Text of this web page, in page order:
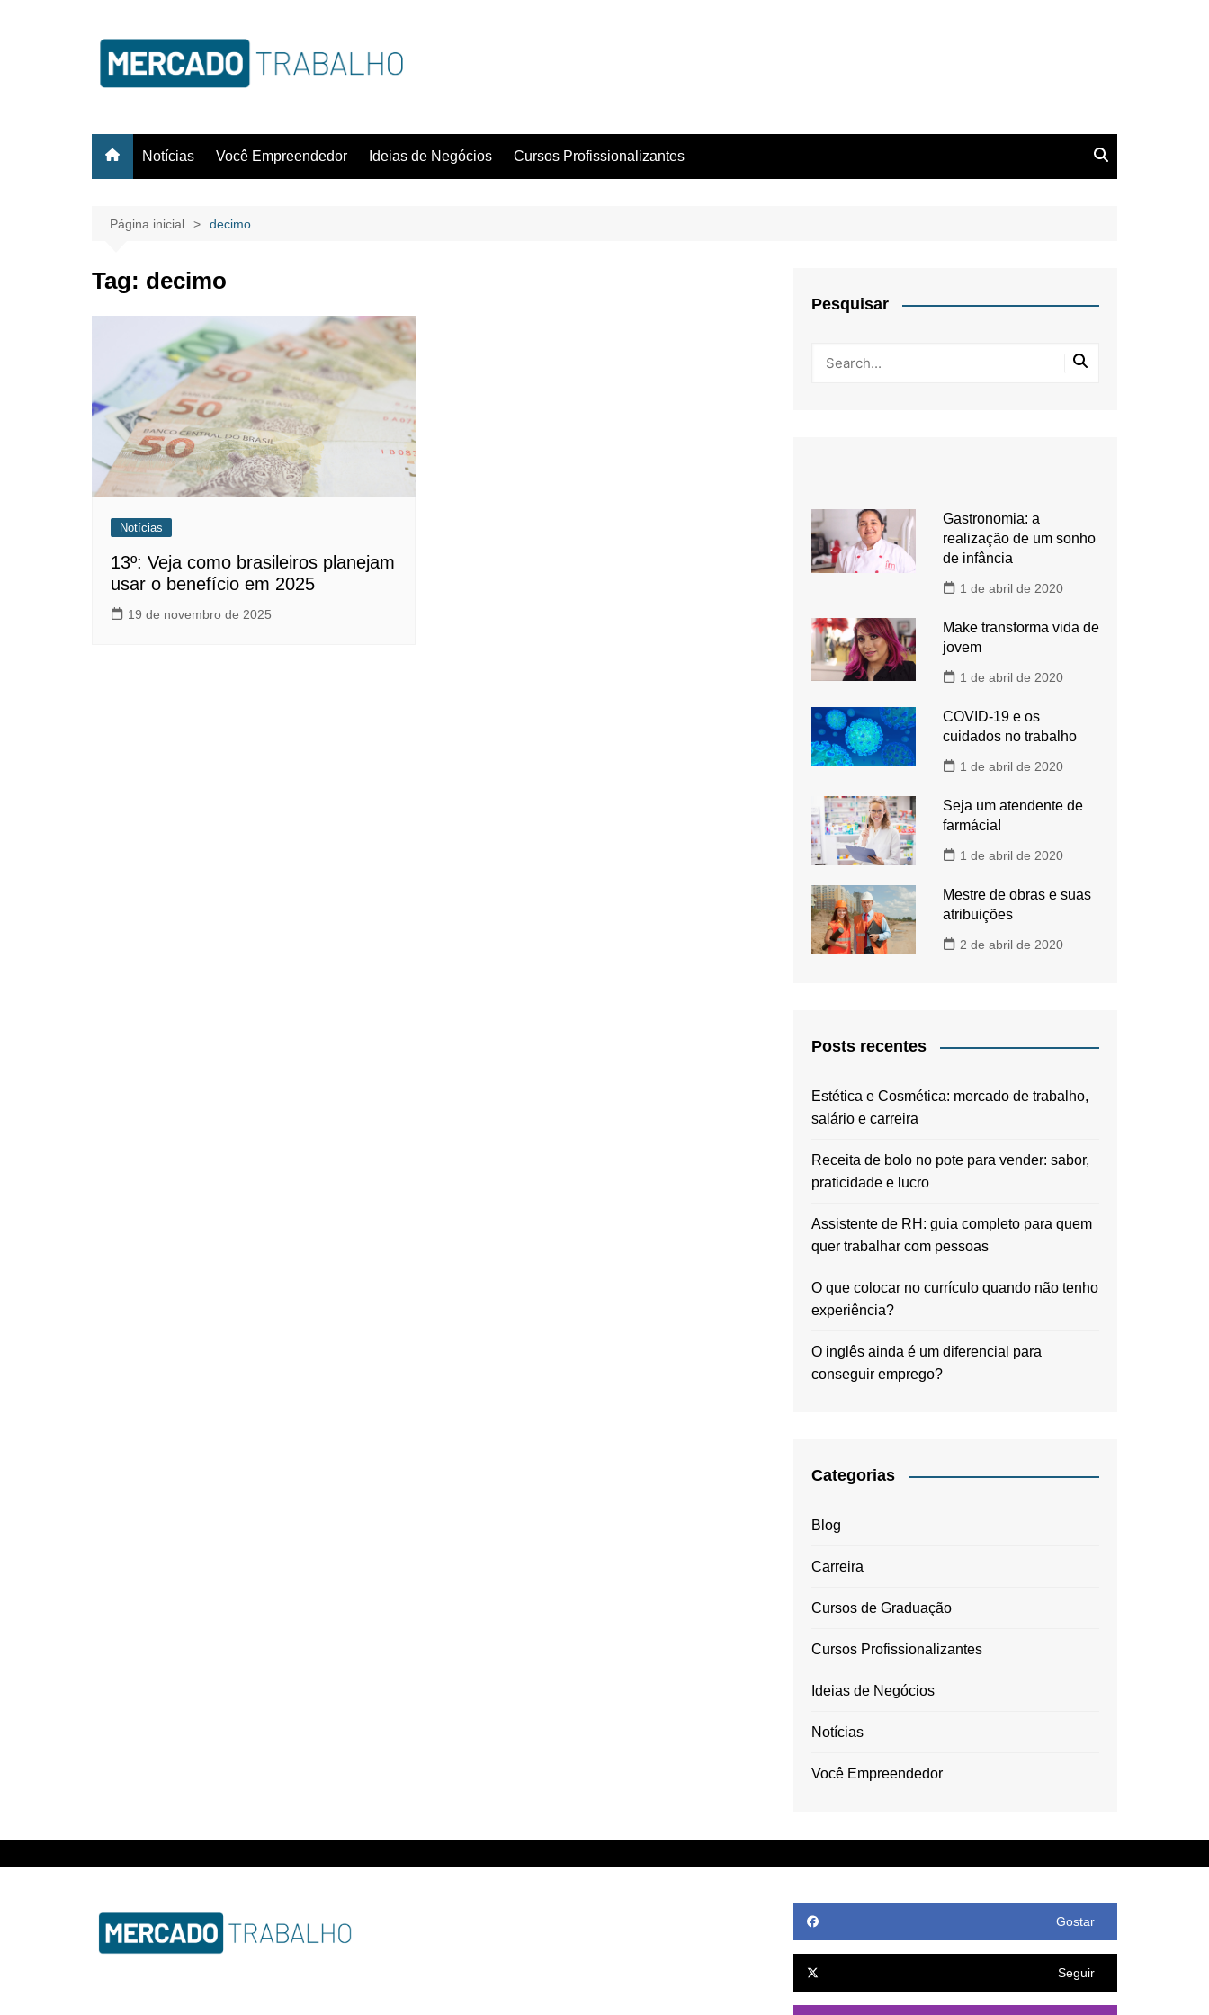
Notícias Você Empreendedor Ideias de Negócios Cursos Profissionalizantes
Página inicial decimo
Tag: decimo
Notícias
13º: Veja como brasileiros planejam
usar o benefício em 2025
19 de novembro de 2025
Pesquisar
Gastronomia: a
realização de um sonho
de infância
1 de abril de 2020
Make transforma vida de
jovem
1 de abril de 2020
COVID-19 e os
cuidados no trabalho
1 de abril de 2020
Seja um atendente de
farmácia!
1 de abril de 2020
Mestre de obras e suas
atribuições
2 de abril de 2020
Posts recentes
Estética e Cosmética: mercado de trabalho,
salário e carreira
Receita de bolo no pote para vender: sabor,
praticidade e lucro
Assistente de RH: guia completo para quem
quer trabalhar com pessoas
O que colocar no currículo quando não tenho
experiência?
O inglês ainda é um diferencial para
conseguir emprego?
Categorias
Blog
Carreira
Cursos de Graduação
Cursos Profissionalizantes
Ideias de Negócios
Notícias
Você Empreendedor
Gostar
Seguir